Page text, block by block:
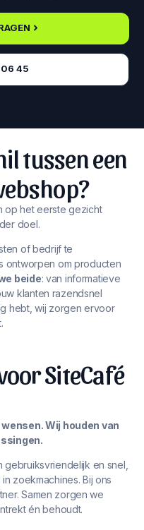
45‬
tussen een
op het eerste gezicht
doel.
of bedrijf te
ontworpen om producten
beide: van informatieve
klanten razendsnel
hebt, wij zorgen ervoor
SiteCafé
Wij houden van
en snel,
zoekmachines. Bij ons
Samen zorgen we
én behoudt.